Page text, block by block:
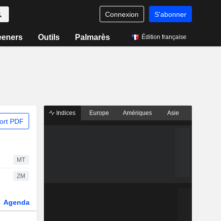
Connexion S'abonner
Outils Palmarès Édition française
PDF
MT
ZM
Agenda
Indices Europe Amériques Asie